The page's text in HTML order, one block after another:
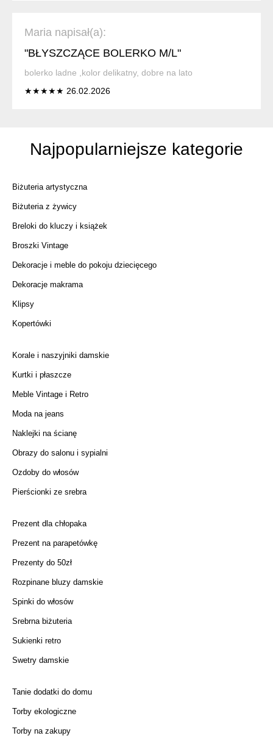
Maria napisał(a):
"BŁYSZCZĄCE BOLERKO M/L"
bolerko ladne ,kolor delikatny, dobre na lato
★★★★★ 26.02.2026
Najpopularniejsze kategorie
Biżuteria artystyczna
Biżuteria z żywicy
Breloki do kluczy i książek
Broszki Vintage
Dekoracje i meble do pokoju dziecięcego
Dekoracje makrama
Klipsy
Kopertówki
Korale i naszyjniki damskie
Kurtki i płaszcze
Meble Vintage i Retro
Moda na jeans
Naklejki na ścianę
Obrazy do salonu i sypialni
Ozdoby do włosów
Pierścionki ze srebra
Prezent dla chłopaka
Prezent na parapetówkę
Prezenty do 50zł
Rozpinane bluzy damskie
Spinki do włosów
Srebrna biżuteria
Sukienki retro
Swetry damskie
Tanie dodatki do domu
Torby ekologiczne
Torby na zakupy